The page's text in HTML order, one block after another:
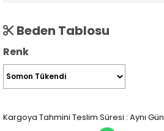
Beden Tablosu
Renk
Kargoya Tahmini Teslim Süresi : Aynı Gün